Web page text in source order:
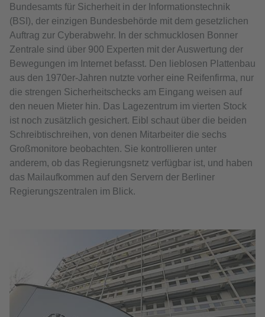
Bundesamts für Sicherheit in der Informationstechnik
(BSI), der einzigen Bundesbehörde mit dem gesetzlichen
Auftrag zur Cyberabwehr. In der schmucklosen Bonner
Zentrale sind über 900 Experten mit der Auswertung der
Bewegungen im Internet befasst. Den lieblosen Plattenbau
aus den 1970er-Jahren nutzte vorher eine Reifenfirma, nur
die strengen Sicherheitschecks am Eingang weisen auf
den neuen Mieter hin. Das Lagezentrum im vierten Stock
ist noch zusätzlich gesichert. Eibl schaut über die beiden
Schreibtischreihen, von denen Mitarbeiter die sechs
Großmonitore beobachten. Sie kontrollieren unter
anderem, ob das Regierungsnetz verfügbar ist, und haben
das Mailaufkommen auf den Servern der Berliner
Regierungszentralen im Blick.